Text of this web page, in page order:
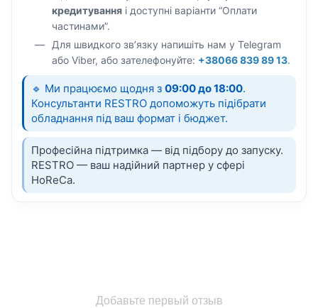
кредитування і доступні варіанти “Оплати
частинами”.
Для швидкого зв’язку напишіть нам у Telegram
або Viber, або зателефонуйте: +38066 839 89 13.
🔹 Ми працюємо щодня з 09:00 до 18:00.
Консультанти RESTRO допоможуть підібрати
обладнання під ваш формат і бюджет.
Професійна підтримка — від підбору до запуску.
RESTRO — ваш надійний партнер у сфері
HoReCa.
Добавьте первый отзыв